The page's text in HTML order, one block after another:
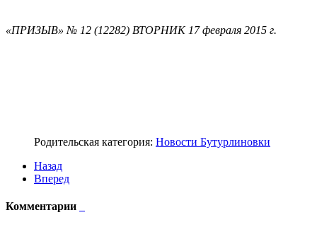
«ПРИЗЫВ» № 12 (12282) ВТОРНИК 17 февраля 2015 г.
Родительская категория: Новости Бутурлиновки
Назад
Вперед
Комментарии